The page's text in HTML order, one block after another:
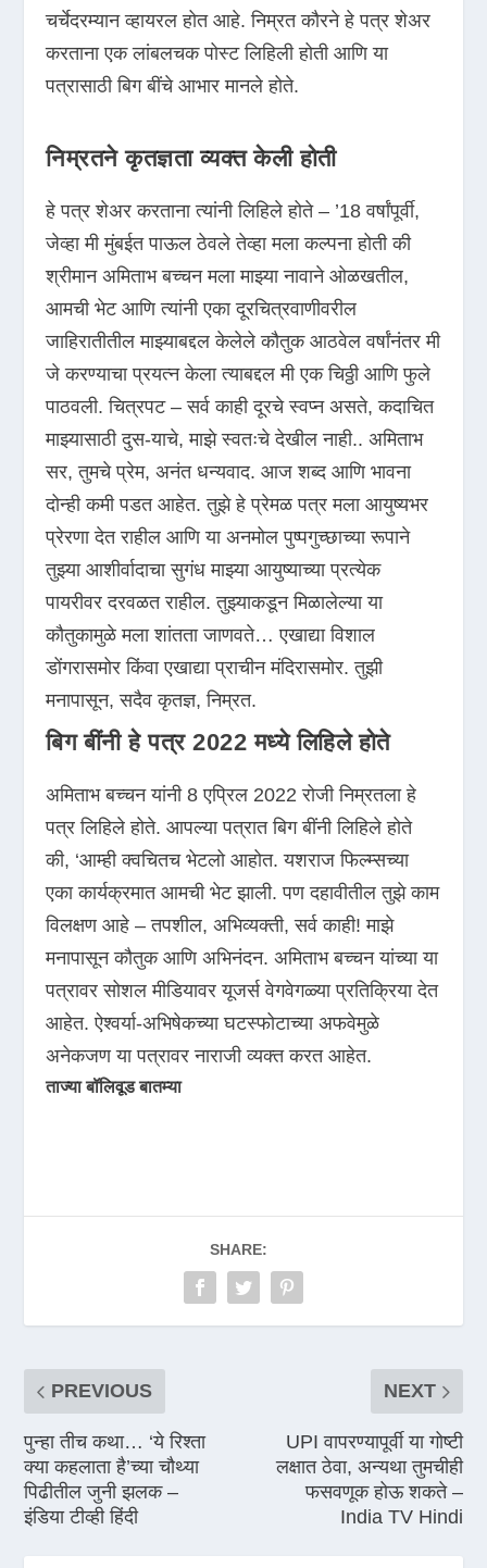
चर्चेदरम्यान व्हायरल होत आहे. निम्रत कौरने हे पत्र शेअर
करताना एक लांबलचक पोस्ट लिहिली होती आणि या
पत्रासाठी बिग बींचे आभार मानले होते.
निम्रतने कृतज्ञता व्यक्त केली होती
हे पत्र शेअर करताना त्यांनी लिहिले होते – ’18 वर्षांपूर्वी,
जेव्हा मी मुंबईत पाऊल ठेवले तेव्हा मला कल्पना होती की
श्रीमान अमिताभ बच्चन मला माझ्या नावाने ओळखतील,
आमची भेट आणि त्यांनी एका दूरचित्रवाणीवरील
जाहिरातीतील माझ्याबद्दल केलेले कौतुक आठवेल वर्षांनंतर मी
जे करण्याचा प्रयत्न केला त्याबद्दल मी एक चिठ्ठी आणि फुले
पाठवली. चित्रपट – सर्व काही दूरचे स्वप्न असते, कदाचित
माझ्यासाठी दुस-याचे, माझे स्वतःचे देखील नाही.. अमिताभ
सर, तुमचे प्रेम, अनंत धन्यवाद. आज शब्द आणि भावना
दोन्ही कमी पडत आहेत. तुझे हे प्रेमळ पत्र मला आयुष्यभर
प्रेरणा देत राहील आणि या अनमोल पुष्पगुच्छाच्या रूपाने
तुझ्या आशीर्वादाचा सुगंध माझ्या आयुष्याच्या प्रत्येक
पायरीवर दरवळत राहील. तुझ्याकडून मिळालेल्या या
कौतुकामुळे मला शांतता जाणवते… एखाद्या विशाल
डोंगरासमोर किंवा एखाद्या प्राचीन मंदिरासमोर. तुझी
मनापासून, सदैव कृतज्ञ, निम्रत.
बिग बींनी हे पत्र 2022 मध्ये लिहिले होते
अमिताभ बच्चन यांनी 8 एप्रिल 2022 रोजी निम्रतला हे
पत्र लिहिले होते. आपल्या पत्रात बिग बींनी लिहिले होते
की, ‘आम्ही क्वचितच भेटलो आहोत. यशराज फिल्म्सच्या
एका कार्यक्रमात आमची भेट झाली. पण दहावीतील तुझे काम
विलक्षण आहे – तपशील, अभिव्यक्ती, सर्व काही! माझे
मनापासून कौतुक आणि अभिनंदन. अमिताभ बच्चन यांच्या या
पत्रावर सोशल मीडियावर यूजर्स वेगवेगळ्या प्रतिक्रिया देत
आहेत. ऐश्वर्या-अभिषेकच्या घटस्फोटाच्या अफवेमुळे
अनेकजण या पत्रावर नाराजी व्यक्त करत आहेत.
ताज्या बॉलिवूड बातम्या
SHARE:
PREVIOUS
पुन्हा तीच कथा… ‘ये रिश्ता
क्या कहलाता है’च्या चौथ्या
पिढीतील जुनी झलक –
इंडिया टीव्ही हिंदी
NEXT
UPI वापरण्यापूर्वी या गोष्टी
लक्षात ठेवा, अन्यथा तुमचीही
फसवणूक होऊ शकते –
India TV Hindi